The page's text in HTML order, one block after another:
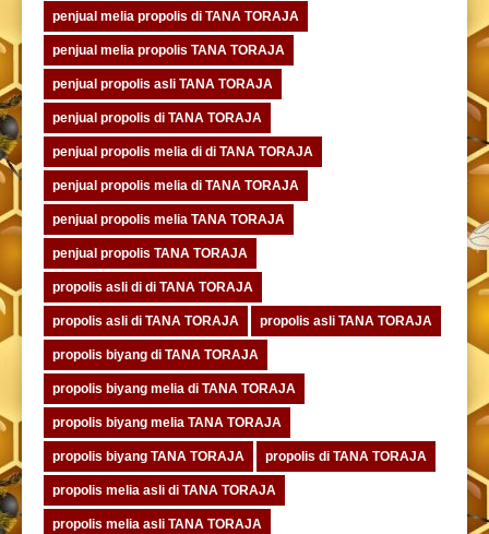
penjual melia propolis di TANA TORAJA
penjual melia propolis TANA TORAJA
penjual propolis asli TANA TORAJA
penjual propolis di TANA TORAJA
penjual propolis melia di di TANA TORAJA
penjual propolis melia di TANA TORAJA
penjual propolis melia TANA TORAJA
penjual propolis TANA TORAJA
propolis asli di di TANA TORAJA
propolis asli di TANA TORAJA propolis asli TANA TORAJA
propolis biyang di TANA TORAJA
propolis biyang melia di TANA TORAJA
propolis biyang melia TANA TORAJA
propolis biyang TANA TORAJA propolis di TANA TORAJA
propolis melia asli di TANA TORAJA
propolis melia asli TANA TORAJA